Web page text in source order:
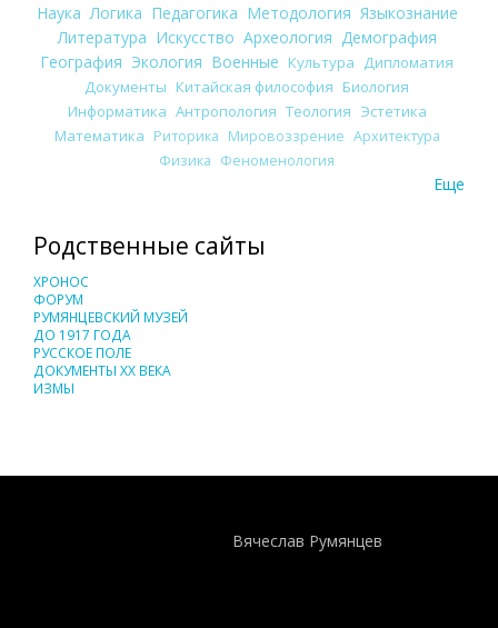
Наука Логика Педагогика Методология Языкознание
Литература Искусство Археология Демография
География Экология Военные Культура
Дипломатия
Документы Китайская философия Биология
Информатика Антропология Теология Эстетика
Математика Риторика Мировоззрение Архитектура
Физика Феноменология
Еще
Родственные сайты
ХРОНОС
ФОРУМ
РУМЯНЦЕВСКИЙ МУЗЕЙ
ДО 1917 ГОДА
РУССКОЕ ПОЛЕ
ДОКУМЕНТЫ XX ВЕКА
ИЗМЫ
Вячеслав Румянцев